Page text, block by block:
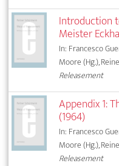
Introduction
Meister
In: Francesco
Moore (Hg.),
Releasement
Appendix 1:
(1964)
In: Francesco
Moore (Hg.),
Releasement